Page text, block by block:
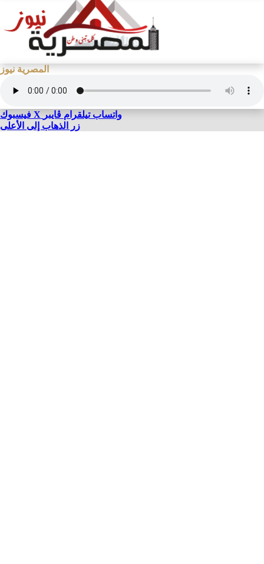
المصرية نيوز
فيسبوك X واتساب تيلقرام ڤايبر
زر الذهاب إلى الأعلى